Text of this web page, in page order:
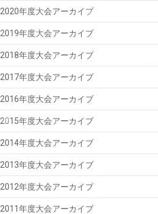
2020年度大会アーカイブ
2019年度大会アーカイブ
2018年度大会アーカイブ
2017年度大会アーカイブ
2016年度大会アーカイブ
2015年度大会アーカイブ
2014年度大会アーカイブ
2013年度大会アーカイブ
2012年度大会アーカイブ
2011年度大会アーカイブ